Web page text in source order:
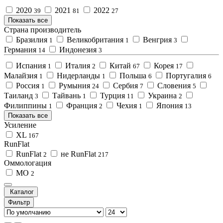
2020 39 2021 81 2022 27
Показать все
Страна производитель
Бразилия 1 Великобритания 1 Венгрия 3
Германия 14 Индонезия 3
Испания 1 Италия 2 Китай 67 Корея 17
Малайзия 1 Нидерланды 1 Польша 6 Португалия 6
Россия 1 Румыния 24 Сербия 7 Словения 5
Таиланд 3 Тайвань 1 Турция 11 Украина 2
Филиппины 1 Франция 2 Чехия 1 Япония 13
Показать все
Усиление
XL 167
RunFlat
RunFlat 2 не RunFlat 217
Оммологация
MO 2
Каталог
Фильтр